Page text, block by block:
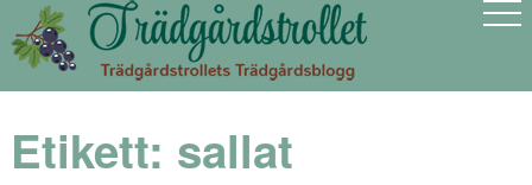
Etikett: sallat